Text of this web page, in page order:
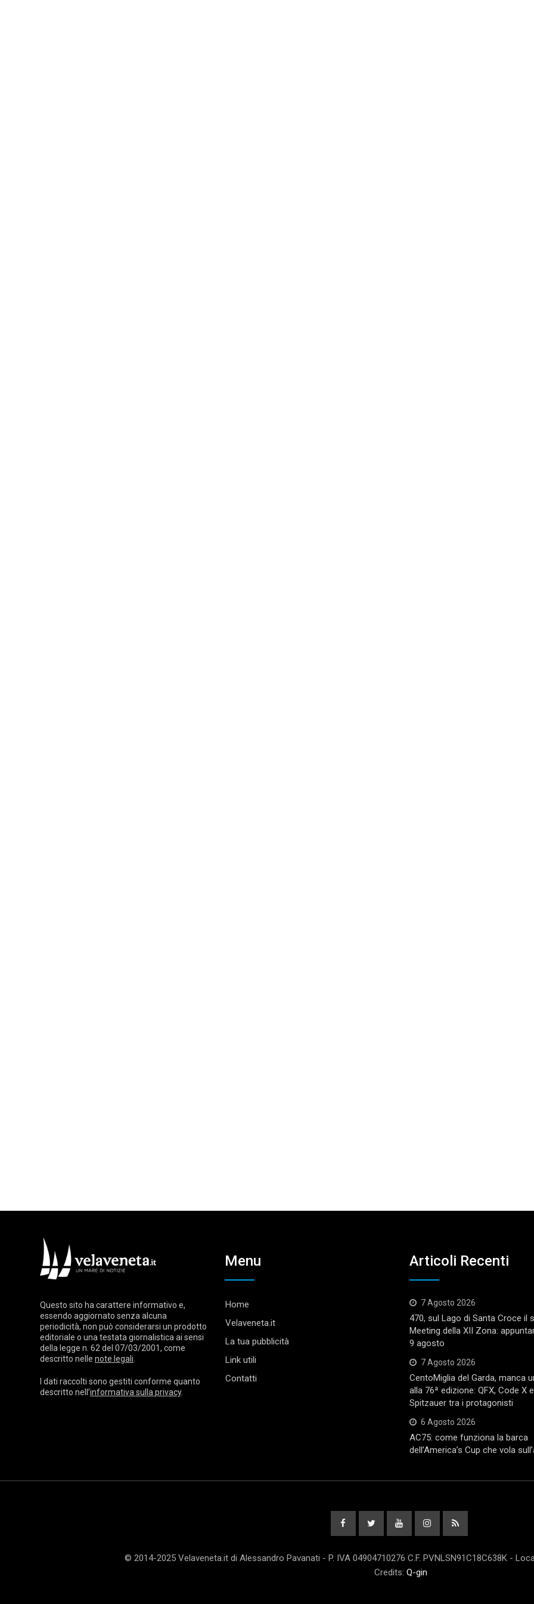
Questo sito ha carattere informativo e,
essendo aggiornato senza alcuna
periodicità, non può considerarsi un prodotto
editoriale o una testata giornalistica ai sensi
della legge n. 62 del 07/03/2001, come
descritto nelle note legali
I dati raccolti sono gestiti conforme quanto
descritto nell’informativa sulla privacy.
Menu
Home
Velaveneta.it
La tua pubblicità
Link utili
Contatti
Articoli Recenti
7 Agosto 2026
470, sul Lago di Santa Croce il
Meeting della XII Zona:
9 agosto
7 Agosto 2026
CentoMiglia del Garda, manca
alla 76ª edizione: QFX, Code X
Spitzauer tra i protagonisti
6 Agosto 2026
AC75: come funziona la barca
dell’America’s Cup che vola
© 2014-2025 Velaveneta.it di Alessandro Pavanati - P. IVA 04904710276 C.F. PVNLSN91C18C638K -
Credits: Q-gin